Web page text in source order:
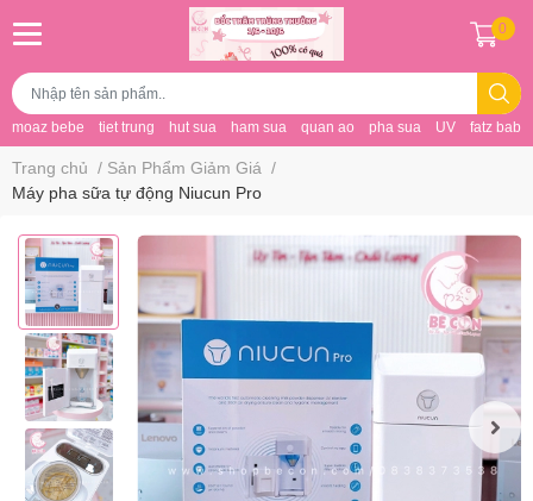
moaz bebe tiet trung hut sua ham sua quan ao pha sua UV fatz baby
0
Trang chủ / Sản Phẩm Giảm Giá /
Máy pha sữa tự động Niucun Pro